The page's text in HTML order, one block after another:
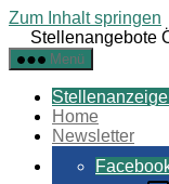
Zum Inhalt springen
Stellenangebote
Menü
Home
Newsletter